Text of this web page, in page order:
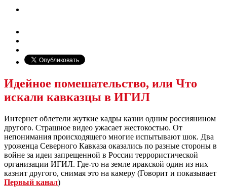
Идейное помешательство, или Что
искали кавказцы в ИГИЛ
Интернет облетели жуткие кадры казни одним россиянином
другого. Страшное видео ужасает жестокостью. От
непонимания происходящего многие испытывают шок. Два
уроженца Северного Кавказа оказались по разные стороны в
войне за идеи запрещенной в России террористической
организации ИГИЛ. Где-то на земле иракской один из них
казнит другого, снимая это на камеру (Говорит и показывает
Первый канал)